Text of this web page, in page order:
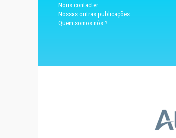
Nous contacter
Nossas outras publicações
Quem somos nós ?